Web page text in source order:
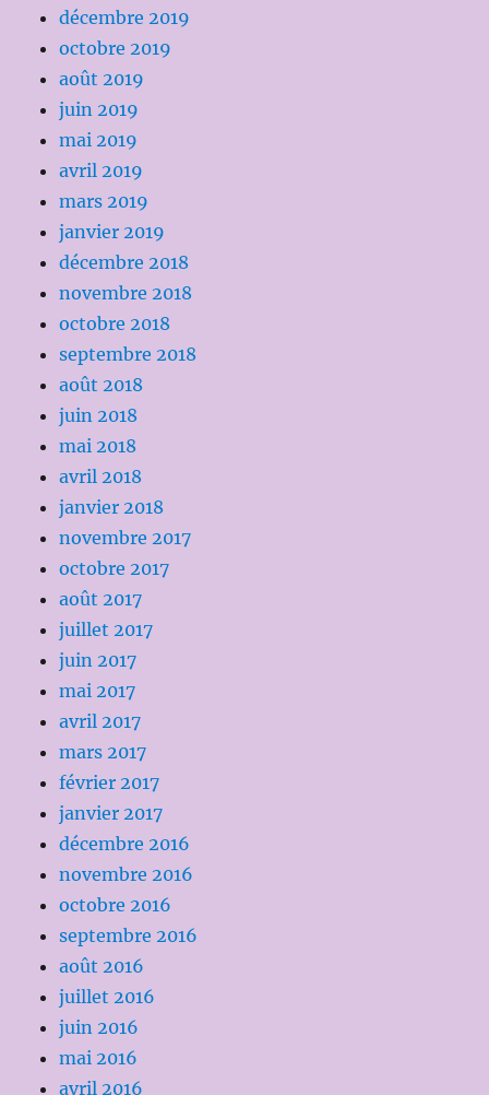
décembre 2019
octobre 2019
août 2019
juin 2019
mai 2019
avril 2019
mars 2019
janvier 2019
décembre 2018
novembre 2018
octobre 2018
septembre 2018
août 2018
juin 2018
mai 2018
avril 2018
janvier 2018
novembre 2017
octobre 2017
août 2017
juillet 2017
juin 2017
mai 2017
avril 2017
mars 2017
février 2017
janvier 2017
décembre 2016
novembre 2016
octobre 2016
septembre 2016
août 2016
juillet 2016
juin 2016
mai 2016
avril 2016